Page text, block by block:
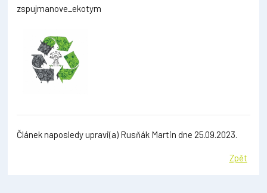
zspujmanove_ekotym
Článek naposledy upravi(a) Rusňák Martin dne 25.09.2023.
Zpět